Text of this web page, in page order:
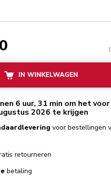
IN WINKELWAGEN
6 uur, 31 min om het
2026 te krijgen
voor bestellingen
retourneren
betaling